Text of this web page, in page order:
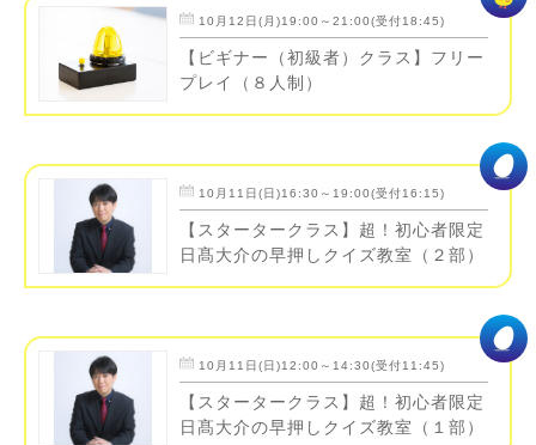
10月12日(月)19:00～21:00(受付18:45)
【ビギナー（初級者）クラス】フリー
プレイ（８人制）
10月11日(日)16:30～19:00(受付16:15)
【スタータークラス】超！初心者限定
日髙大介の早押しクイズ教室（２部）
10月11日(日)12:00～14:30(受付11:45)
【スタータークラス】超！初心者限定
日髙大介の早押しクイズ教室（１部）